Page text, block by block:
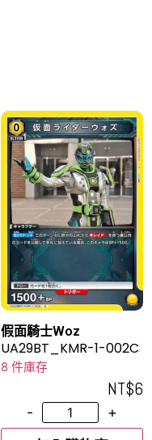
假面騎士Woz
UA29BT_KMR-1-002C
8 件庫存
NT$6
-
+